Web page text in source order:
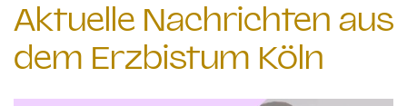
Aktuelle Nachrichten aus
dem Erzbistum Köln